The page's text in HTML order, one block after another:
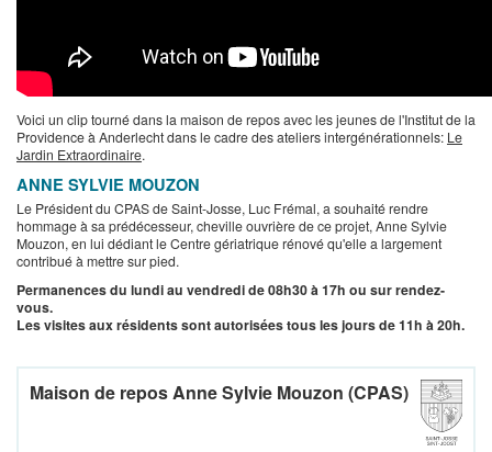
Voici un clip tourné dans la maison de repos avec les jeunes de l'Institut de la
Providence à Anderlecht dans le cadre des ateliers intergénérationnels: Le
Jardin Extraordinaire.
ANNE SYLVIE MOUZON
Le Président du CPAS de Saint-Josse, Luc Frémal, a souhaité rendre
hommage à sa prédécesseur, cheville ouvrière de ce projet, Anne Sylvie
Mouzon, en lui dédiant le Centre gériatrique rénové qu'elle a largement
contribué à mettre sur pied.
Permanences du lundi au vendredi de 08h30 à 17h ou sur rendez-
vous.
Les visites aux résidents sont autorisées tous les jours de 11h à 20h.
Maison de repos Anne Sylvie Mouzon (CPAS)